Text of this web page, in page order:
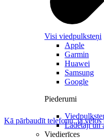
Visi viedpulksteņi
Apple
Garmin
Huawei
Samsung
Google
Piederumi
Lādētāji un
Viedierīces
Kā pārbaudīt telefonu, ja vēlos